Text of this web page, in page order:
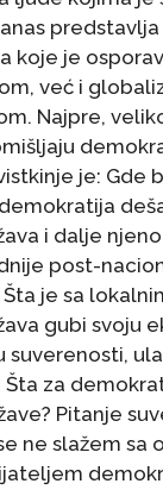
predstavlja
koje je
već i
Najpre,
je: Gde
i dalje
post-
Šta je sa
gubi svoju
suverenosti,
za
Pitanje
ne slažem sa